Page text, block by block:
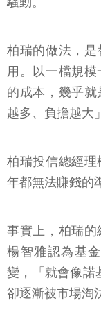
柏瑞的做法，
用。以一檔規
的成本，幾乎
越多、負擔越大
柏瑞投信總經
年都無法賺錢的
事實上，柏瑞的
楊智雅認為基
變，「就會像諾
卻逐漸被市場淘